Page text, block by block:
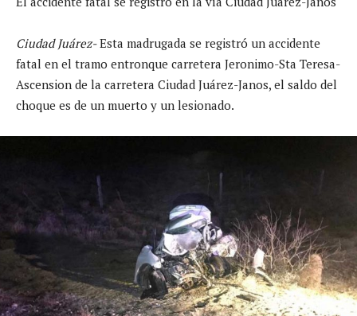
Ciudad Juárez-Esta madrugada se registró un accidente
fatal en el tramo entronque carretera Jeronimo-Sta Teresa-
Ascension de la carretera Ciudad Juárez-Janos, el saldo del
choque es de un muerto y un lesionado.